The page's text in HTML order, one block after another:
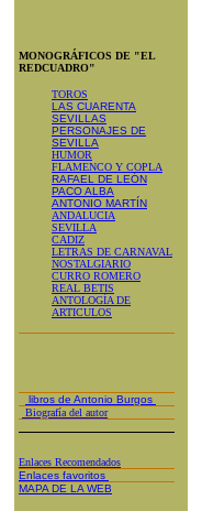
MONOGRÁFICOS DE "EL
REDCUADRO"
TOROS
LAS CUARENTA
SEVILLAS
PERSONAJES DE
SEVILLA
HUMOR
FLAMENCO Y COPLA
RAFAEL DE LEÓN
PACO ALBA
ANTONIO MARTÍN
ANDALUCIA
SEVILLA
CADIZ
LETRAS DE CARNAVAL
NOSTALGIARIO
CURRO ROMERO
REAL BETIS
ANTOLOGÍA DE
ARTICULOS
libros de Antonio Burgos
Biografía del autor
Enlaces Recomendados
Enlaces favoritos
MAPA DE LA WEB